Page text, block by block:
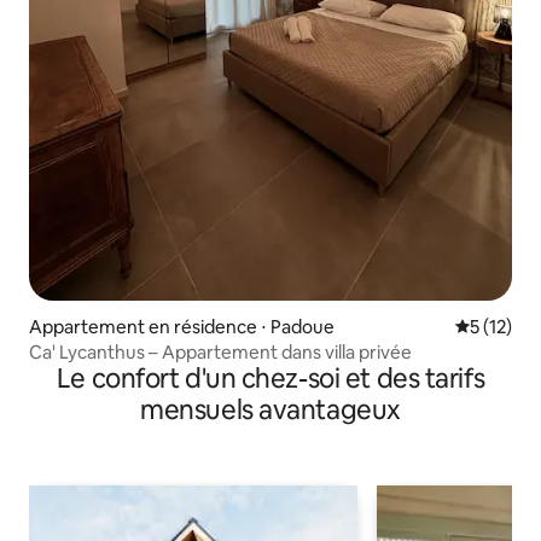
Appartement en résidence ⋅ Padoue
5 (12)
Ca' Lycanthus – Appartement dans villa privée
Le confort d'un chez-soi et des tarifs
mensuels avantageux